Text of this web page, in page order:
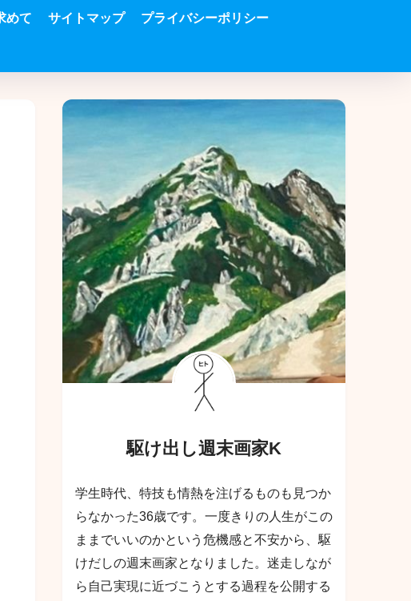
めて サイトマップ プライバシーポリシー
駆け出し週末画家K
学生時代、特技も情熱を注げるものも見つか
らなかった36歳です。一度きりの人生がこの
ままでいいのかという危機感と不安から、駆
けだしの週末画家となりました。迷走しなが
ら自己実現に近づこうとする過程を公開する